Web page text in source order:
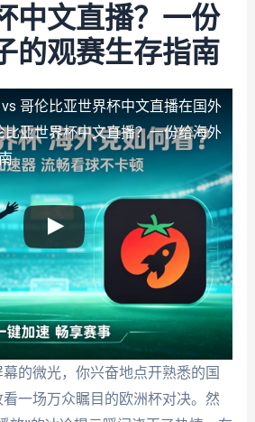
中文直播？一份
的观赛生存指南
哥伦比亚世界杯中文直播在国外
比亚世界杯中文直播？一份给海外
的微光，你兴奋地点开熟悉的国
一场万众瞩目的欧洲杯对决。然